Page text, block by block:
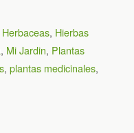
Herbaceas, Hierbas
, Mi Jardin, Plantas
, plantas medicinales,